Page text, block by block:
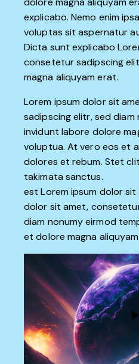
explicabo. Nemo enim
voluptas sit aspernatur
Dicta sunt explicabo
consetetur sadipscing
magna aliquyam erat.
Lorem ipsum dolor sit
sadipscing elitr, sed
invidunt labore dolore
voluptua. At vero eos et
dolores et rebum. Stet
takimata sanctus.
est Lorem ipsum dolor sit
dolor sit amet,
diam nonumy eirmod
et dolore magna aliquyam